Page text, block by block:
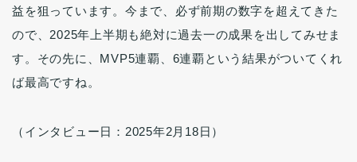
益を狙っています。今まで、必ず前期の数字を超えてきた
ので、2025年上半期も絶対に過去一の成果を出してみせま
す。その先に、MVP5連覇、6連覇という結果がついてくれ
ば最高ですね。
（インタビュー日：2025年2月18日）